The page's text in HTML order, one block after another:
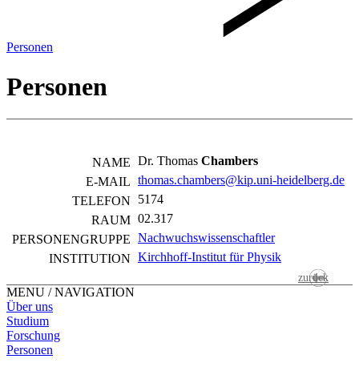
Personen
Personen
NAME Dr. Thomas Chambers
E-MAIL thomas.chambers@kip.uni-heidelberg.de
TELEFON
5174
RAUM 02.317
PERSONEN­GRUPPE Nachwuchswissenschaftler
INSTITUTION Kirchhoff-Institut für Physik
zurück
MENU / NAVIGATION
Über uns
Studium
Forschung
Personen